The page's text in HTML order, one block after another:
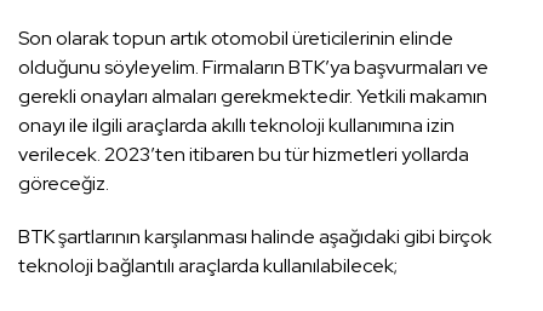
Son olarak topun artık otomobil üreticilerinin elinde
olduğunu söyleyelim. Firmaların BTK’ya başvurmaları ve
gerekli onayları almaları gerekmektedir. Yetkili makamın
onayı ile ilgili araçlarda akıllı teknoloji kullanımına izin
verilecek. 2023’ten itibaren bu tür hizmetleri yollarda
göreceğiz.
BTK şartlarının karşılanması halinde aşağıdaki gibi birçok
teknoloji bağlantılı araçlarda kullanılabilecek;